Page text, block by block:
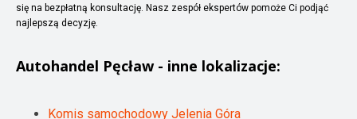
się na bezpłatną konsultację. Nasz zespół ekspertów pomoże Ci podjąć
najlepszą decyzję.
Autohandel Pęcław - inne lokalizacje:
Komis samochodowy Jelenia Góra